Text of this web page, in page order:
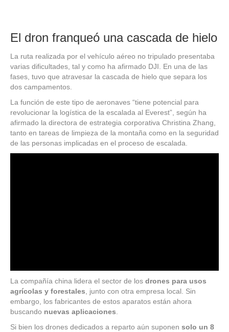
El dron franqueó una cascada de hielo
La ruta realizada por el vehículo aéreo no tripulado presentaba
varias dificultades, tal y como ha afirmado DJI. En una de las
fases, tuvo que atravesar la cascada de hielo que separa los
dos campamentos.
La función de este tipo de aeronaves “tiene potencial para
revolucionar la logística de la escalada al Everest”, según ha
afirmado la directora de estrategia corporativa Christina Zhang,
tanto en tareas de limpieza de la montaña como en la seguridad
de las personas implicadas en el proceso de escalada.
La compañía china lidera el sector de los drones para usos
agrícolas y forestales , junto con otra empresa local. Sin
embargo, los fabricantes de estos aparatos están ahora
buscando nuevas aplicaciones
Si bien los drones dedicados a reparto aún suponen solo un 8